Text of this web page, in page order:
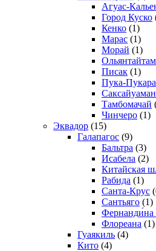
Агуас-
Город Куско
Кенко (1)
Марас (1)
Морай (1)
Писак (1)
Пука-Пукара
Саксайуаман
Тамбомачай
Чинчеро (1)
Эквадор (15)
Галапагос (9)
Бальтра (3)
Исабела (2)
Китайская
Рабида (1)
Санта-Крус
Сантьяго (1)
Фернанди́на
Флореана (1)
Гуаякиль (4)
Кито (4)